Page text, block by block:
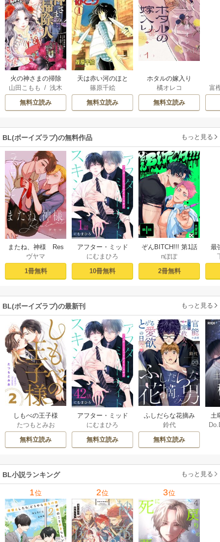
火の神さまの掃除
人ですが、いつの
間にか花嫁として
溺愛されています
山田こもも /浅木
伊都/SNC
無料立読み
天は赤い河のほと
り
篠原千絵
無料立読み
ホタルの嫁入り
橘オレコ
無料立読み
富
BL(ボーイズラブ)の無料作品 もっと見る
またね、神様 Res
tart［ばら売り］
プロローグ
ヴヤマ
1冊無料
アフター・ミッド
ナイト・スキン
［ばら売り］ 第1話
にむまひろ
10冊無料
ぞんBITCH!!! 第1話
nぽぽ
2冊無料
最
BL(ボーイズラブ)の最新刊 もっと見る
しもべの王子様
【描き下ろしおま
け付き特装版】 2巻
たつもとみお
無料立読み
アフター・ミッド
ナイト・スキン
［ばら売り］ 42巻
にむまひろ
無料立読み
ふしだらな花摘み
男 20巻
鈴代
無料立読み
土
上
BL小説ランキング もっと見る
1位 2位 3位